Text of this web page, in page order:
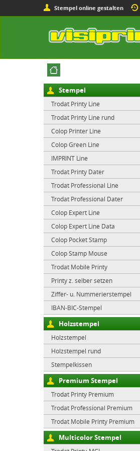
Stempel online gestalten
Stempel
Trodat Printy Line
Trodat Printy Line rund
Colop Printer Line
Colop Green Line
IMPRINT Line
Trodat Printy Dater
Trodat Professional Line
Trodat Professional Dater
Colop Expert Line
Colop Expert Line Data
Colop Pocket Stamp
Colop Stamp Mouse
Trodat Mobile Printy
Printy z. selber setzen
Ziffer- u. Nummerierstempel
IBAN-BIC-Stempel
Holzstempel
Holzstempel
Holzstempel rund
Stempelkissen
Premium Stempel
Trodat Printy Premium
Trodat Professional Premium
Trodat Mobile Printy Premium
Multicolor Stempel